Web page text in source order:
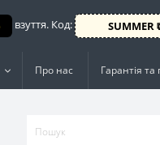
взуття. Код: SUMMER
Про нас Гарантія